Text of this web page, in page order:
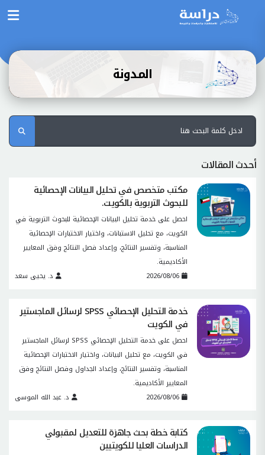
المدونة
أحدث المقالات
مكتب متخصص في تحليل البيانات الإحصائية
للبحوث التربوية بالكويت.
احصل على خدمة تحليل البيانات الإحصائية للبحوث التربوية في
الكويت، مع تحليل الاستبانات، واختيار الاختبارات الإحصائية
المناسبة، وتفسير النتائج، وإعداد فصل النتائج وفق المعايير
الأكاديمية.
د. يحيى سعد
خدمة التحليل الإحصائي SPSS لرسائل الماجستير
في الكويت
احصل على خدمة التحليل الإحصائي SPSS لرسائل الماجستير
في الكويت، مع تحليل البيانات، واختيار الاختبارات الإحصائية
المناسبة، وتفسير النتائج، وإعداد الجداول وفصل النتائج وفق
المعايير الأكاديمية.
د. عبد الله الموسى
كتابة خطة بحث جاهزة للتعديل لمقبولي
الدراسات العليا للكويتيين